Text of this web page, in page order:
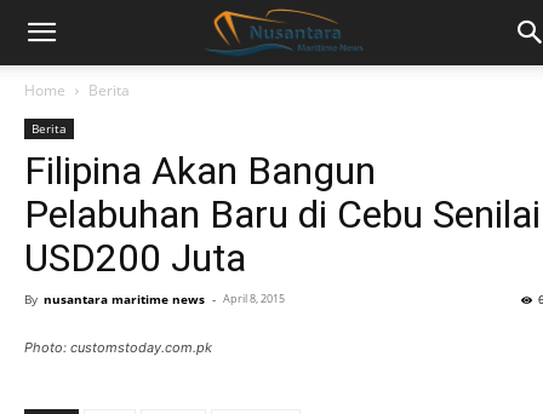
Home Berita
Berita
Filipina Akan Bangun
Pelabuhan Baru di Cebu Senilai
USD200 Juta
By nusantara maritime news - April 8, 2015
Photo: customstoday.com.pk